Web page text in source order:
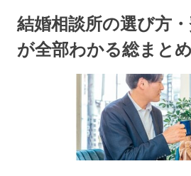
結婚相談所の選び方
が全部わかる総まとめ